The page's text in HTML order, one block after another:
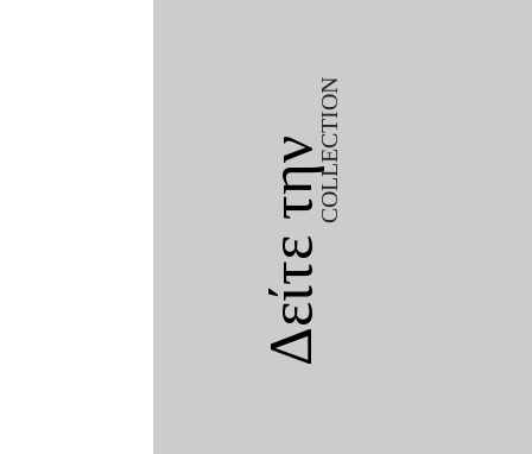
Δείτε τηνCOLLECTION